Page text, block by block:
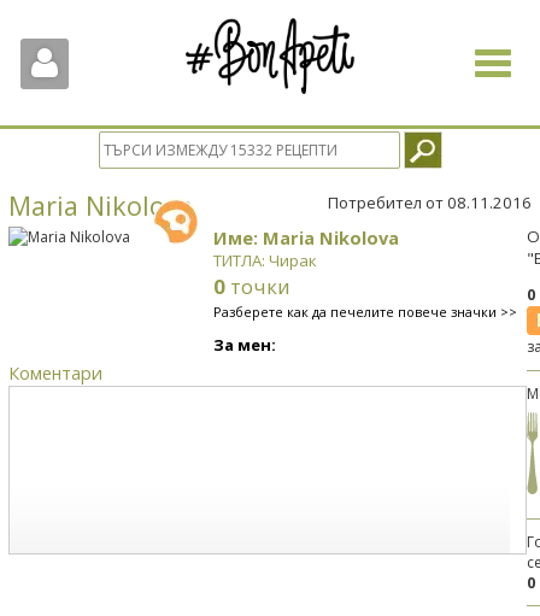
Toggle
Maria Nikolova Потребител от 08.11.2016
Име: Maria Nikolova
ТИТЛА: Чирак
0 точки
Разберете как да печелите повече значки >>
За мен:
Коментари
0